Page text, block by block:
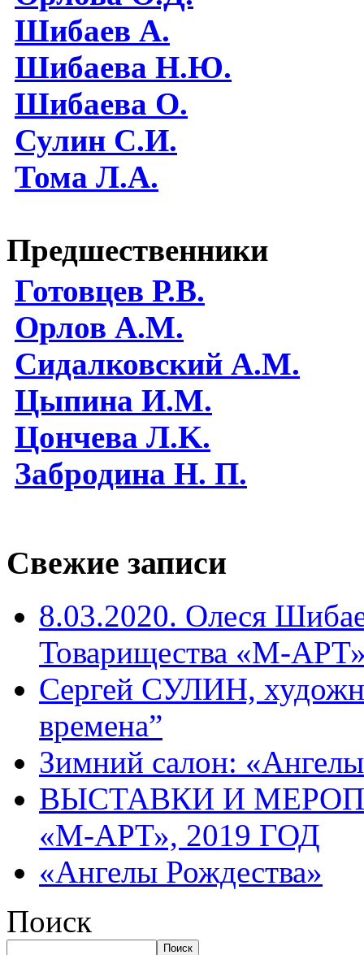
Шибаев А.
Шибаева Н.Ю.
Шибаева O.
Сулин С.И.
Тома Л.А.
Предшественники
Готовцев Р.В.
Орлов А.М.
Сидалковский А.М.
Цыпина И.М.
Цончева Л.K.
Забродина Н. П.
Свежие записи
8.03.2020. Олеся
Товарищества «М-
Сергей СУЛИН,
времена”
Зимний салон:
ВЫСТАВКИ И
«М-АРТ», 2019 ГОД
«Ангелы Рождества»
Поиск
Поиск